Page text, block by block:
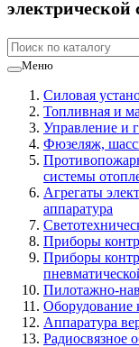
электрической
Меню
Силовая
Топливная и
Управление и
Фюзеляж,
системы
Агрегаты
аппаратура
Приборы
Приборы
Пилотажно-
Оборудование
Аппаратура
Радиосвязное